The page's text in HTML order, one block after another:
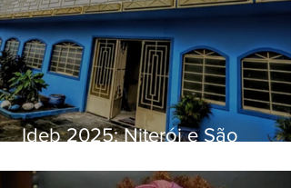
Ideb 2025: Niterói e São
distintos no ensino médio; veja